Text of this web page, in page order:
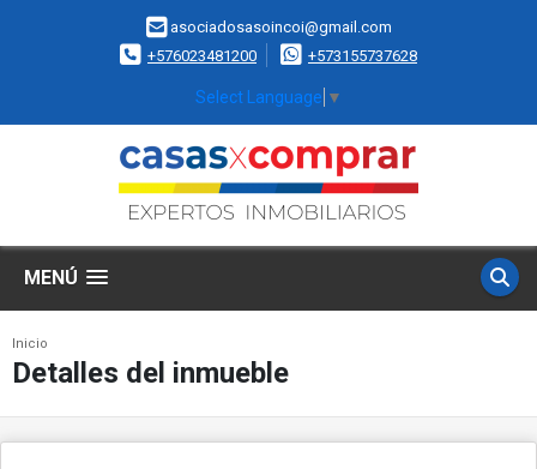
asociadosasoincoi@gmail.com
+576023481200
+573155737628
Select Language ▼
MENÚ
Inicio
Detalles del inmueble